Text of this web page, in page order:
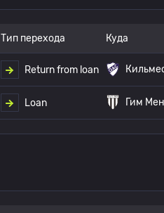
Тип перехода Куда
Return from loan
Loan Гим